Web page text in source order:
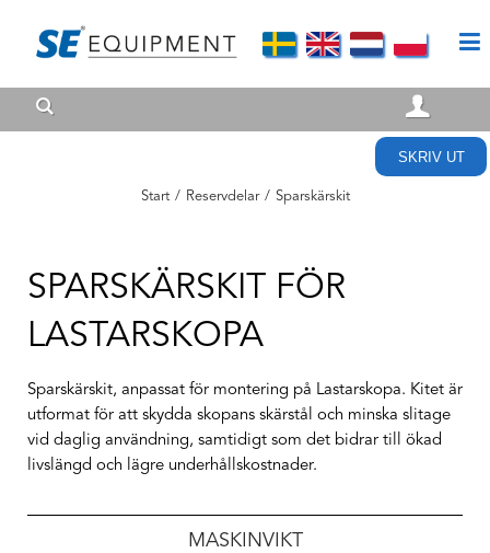
SKRIV UT
Start / Reservdelar / Sparskärskit
SPARSKÄRSKIT FÖR
LASTARSKOPA
Sparskärskit, anpassat för montering på Lastarskopa. Kitet är
utformat för att skydda skopans skärstål och minska slitage
vid daglig användning, samtidigt som det bidrar till ökad
livslängd och lägre underhållskostnader.
MASKINVIKT